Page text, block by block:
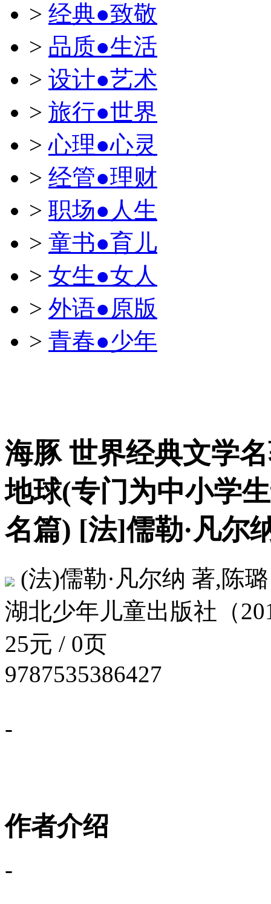
> 经典●致敬
> 品质●生活
> 设计●艺术
> 旅行●世界
>心理●心灵
> 经管●理财
> 职场●人生
> 童书●育儿
> 女生●女人
> 外语●原版
> 青春●少年
海豚 世界经典文学
地球(专门为中小学
名篇) [法]儒勒·凡尔
(法)儒勒·凡尔纳 著,陈
湖北少年儿童出版社（
25元 / 0页
9787535386427
-
作者介绍
-